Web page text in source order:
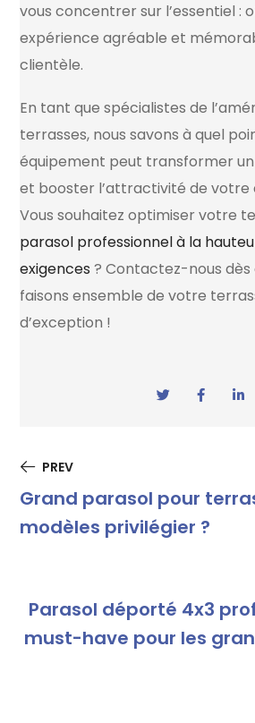
vous concentrer sur l’essentiel :
expérience agréable et
clientèle.
En tant que spécialistes de
terrasses, nous savons à quel
équipement peut transformer
et booster l’attractivité de votre
Vous souhaitez optimiser votre
parasol professionnel à la
exigences ? Contactez-nous dès
faisons ensemble de votre
d’exception !
PREV
Grand parasol pour
modèles privilégier ?
Parasol déporté 4x3
must-have pour les